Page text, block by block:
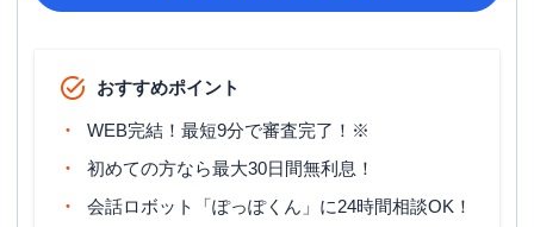
おすすめポイント
WEB完結！最短9分で審査完了！※
初めての方なら最大30日間無利息！
会話ロボット「ぽっぽくん」に24時間相談OK！